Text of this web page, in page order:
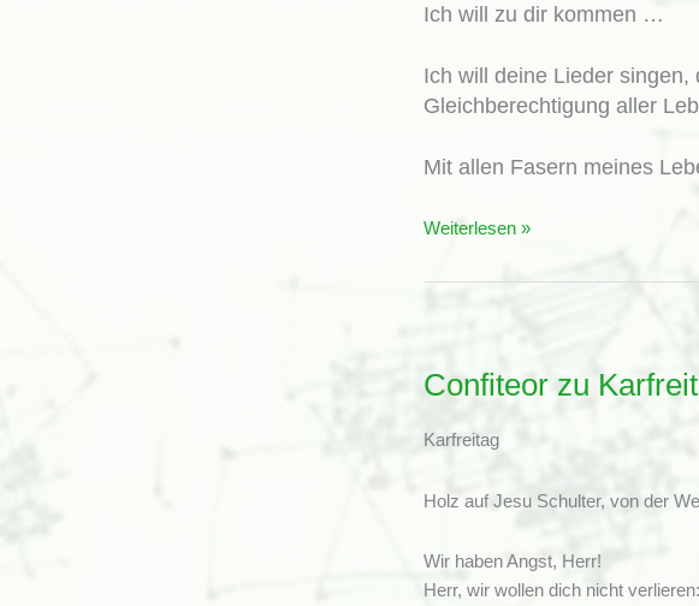
Ich will zu dir kommen …
Ich will deine Lieder
Gleichberechtigung aller
Mit allen Fasern meines
Confiteor:
Gebet
(nach
Psalm
103)
Weiterlesen »
Confiteor zu
Karfreitag
Holz auf Jesu Schulter, von der
Wir haben Angst, Herr!
Herr, wir wollen dich nicht